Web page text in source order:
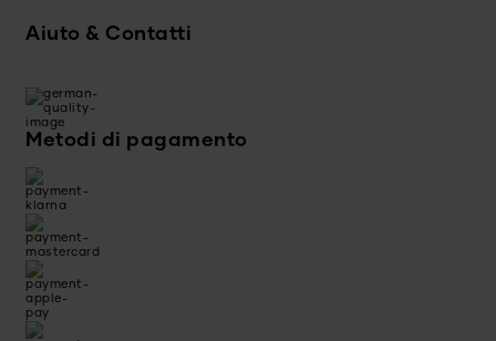
Aiuto & Contatti
Metodi di pagamento